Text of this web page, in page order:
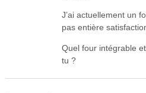
J’ai actuellement un
pas entière
Quel four intégrable
tu ?